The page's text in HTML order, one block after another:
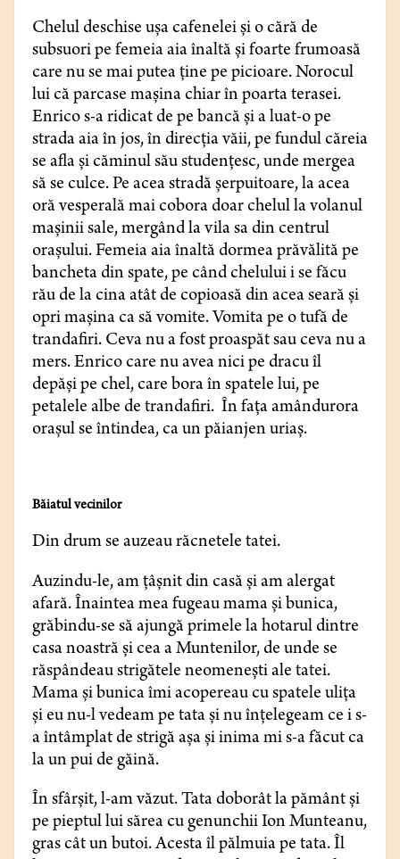
Chelul deschise uşa cafenelei şi o cără de
subsuori pe femeia aia înaltă și foarte frumoasă
care nu se mai putea ține pe picioare. Norocul
lui că parcase mașina chiar în poarta terasei.
Enrico s-a ridicat de pe bancă și a luat-o pe
strada aia în jos, în direcția văii, pe fundul căreia
se afla și căminul său studențesc, unde mergea
să se culce. Pe acea stradă şerpuitoare, la acea
oră vesperală mai cobora doar chelul la volanul
mașinii sale, mergând la vila sa din centrul
orașului. Femeia aia înaltă dormea prăvălită pe
bancheta din spate, pe când chelului i se făcu
rău de la cina atât de copioasă din acea seară și
opri mașina ca să vomite. Vomita pe o tufă de
trandafiri. Ceva nu a fost proaspăt sau ceva nu a
mers. Enrico care nu avea nici pe dracu îl
depăși pe chel, care bora în spatele lui, pe
petalele albe de trandafiri. În fața amândurora
oraşul se întindea, ca un păianjen uriaş.
Băiatul vecinilor
Din drum se auzeau răcnetele tatei.
Auzindu-le, am țâșnit din casă și am alergat
afară. Înaintea mea fugeau mama și bunica,
grăbindu-se să ajungă primele la hotarul dintre
casa noastră și cea a Muntenilor, de unde se
răspândeau strigătele neomenești ale tatei.
Mama și bunica îmi acopereau cu spatele ulița
și eu nu-l vedeam pe tata și nu înțelegeam ce i s-
a întâmplat de strigă așa și inima mi s-a făcut ca
la un pui de găină.
În sfârșit, l-am văzut. Tata doborât la pământ și
pe pieptul lui sărea cu genunchii Ion Munteanu,
gras cât un butoi. Acesta îl pălmuia pe tata. Îl